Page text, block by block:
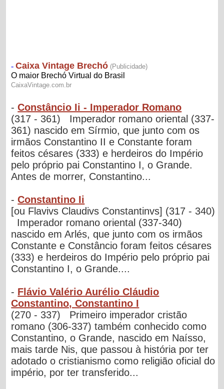
-Constâncio Ii - Imperador Romano
(317 - 361) Imperador romano oriental (337-
361) nascido em Sírmio, que junto com os
irmãos Constantino II e Constante foram
feitos césares (333) e herdeiros do Império
pelo próprio pai Constantino I, o Grande.
Antes de morrer, Constantino...
-Constantino Ii
[ou Flavivs Claudivs Constantinvs] (317 - 340)
Imperador romano oriental (337-340)
nascido em Arlés, que junto com os irmãos
Constante e Constâncio foram feitos césares
(333) e herdeiros do Império pelo próprio pai
Constantino I, o Grande....
- Flávio Valério Aurélio Cláudio
Constantino, Constantino I
(270 - 337) Primeiro imperador cristão
romano (306-337) também conhecido como
Constantino, o Grande, nascido em Naísso,
mais tarde Nis, que passou à história por ter
adotado o cristianismo como religião oficial do
império, por ter transferido...